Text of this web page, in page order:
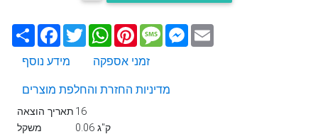
שתף Facebook
TwitterWhatsApp
PinterestMessageMessenger
מידע נוסף
זמני אספקה
מדיניות החזרת והחלפת מוצרים
תאריך הוצאה 16
משקל
0.06 ק"ג